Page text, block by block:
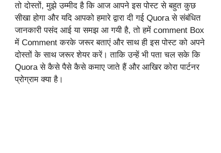
तो दोस्तों, मुझे उम्मीद है कि आज आपने इस पोस्ट से बहुत कुछ
सीखा होगा और यदि आपको हमारे द्वारा दी गई Quora से संबंधित
जानकारी पसंद आई या समझ आ गयी है, तो हमें comment Box
में Comment करके जरूर बताएं और साथ ही इस पोस्ट को अपने
दोस्तों के साथ जरूर शेयर करें। ताकि उन्हें भी पता चल सके कि
Quora से कैसे पैसे कैसे कमाए जाते हैं और आखिर कोरा पार्टनर
प्रोग्राम क्या है।